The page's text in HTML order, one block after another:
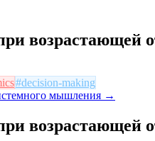
возрастающей
#decision-making
мышления →
возрастающей